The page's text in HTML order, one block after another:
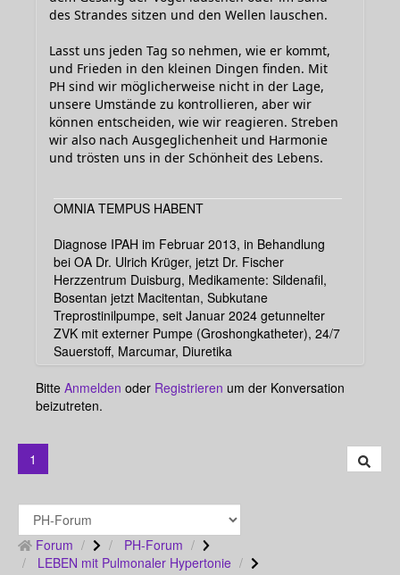
des Strandes sitzen und den Wellen lauschen.
Lasst uns jeden Tag so nehmen, wie er kommt,
und Frieden in den kleinen Dingen finden. Mit
PH sind wir möglicherweise nicht in der Lage,
unsere Umstände zu kontrollieren, aber wir
können entscheiden, wie wir reagieren. Streben
wir also nach Ausgeglichenheit und Harmonie
und trösten uns in der Schönheit des Lebens.
OMNIA TEMPUS HABENT
Diagnose IPAH im Februar 2013, in Behandlung
bei OA Dr. Ulrich Krüger, jetzt Dr. Fischer
Herzzentrum Duisburg, Medikamente: Sildenafil,
Bosentan jetzt Macitentan, Subkutane
Treprostinilpumpe, seit Januar 2024 getunnelter
ZVK mit externer Pumpe (Groshongkatheter), 24/7
Sauerstoff, Marcumar, Diuretika
Bitte Anmelden oder Registrieren um der Konversation
beizutreten.
1
Forum
PH-Forum
LEBEN mit Pulmonaler Hypertonie